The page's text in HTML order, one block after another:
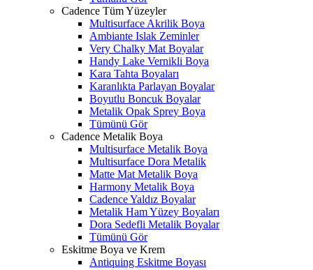
Cadence Tüm Yüzeyler
Multisurface Akrilik Boya
Ambiante Islak Zeminler
Very Chalky Mat Boyalar
Handy Lake Vernikli Boya
Kara Tahta Boyaları
Karanlıkta Parlayan Boyalar
Boyutlu Boncuk Boyalar
Metalik Opak Sprey Boya
Tümünü Gör
Cadence Metalik Boya
Multisurface Metalik Boya
Multisurface Dora Metalik
Matte Mat Metalik Boya
Harmony Metalik Boya
Cadence Yaldız Boyalar
Metalik Ham Yüzey Boyaları
Dora Sedefli Metalik Boyalar
Tümünü Gör
Eskitme Boya ve Krem
Antiquing Eskitme Boyası